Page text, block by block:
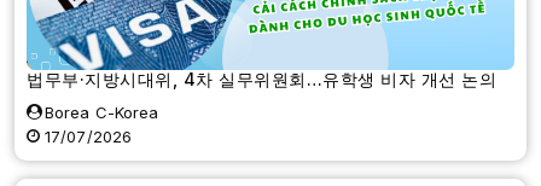
법무부·지방시대위, 4차 실무위원회…유학생 비자 개선 논의
Borea C-Korea
17/07/2026